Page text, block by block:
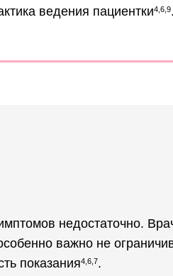
ведения пациентки4,6,9.
недостаточно.
важно не
показания4,6,7.